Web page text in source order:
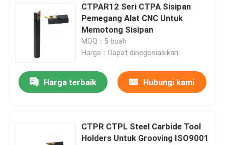
Produk
Tentang kita
CTPAR12 Seri CTPA Sisipan
Pemegang Alat CNC Untuk
Memotong Sisipan
MOQ：5 buah
Harga：Dapat dinegosiasikan
Harga terbaik Hubungi kami
CTPR CTPL Steel Carbide Tool
Holders Untuk Grooving ISO9001